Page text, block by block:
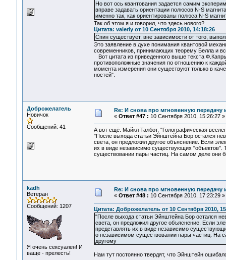
Но вот ось квантования задается самим
вправе задавать ориентации полюсов N-S
именно так, как ориентированы полюса N-S
Так об этом я и говорил, что здесь нового?
Цитата: valeriy от 10 Сентября 2010, 14:18:26
Спин существует, вне зависимости от того,
Это заявление в духе понимания квантовой
современников, принимающих теорему Белла и
Вот цитата из приведенного выше текста
противоположные значения по отношению к
момента измерения они существуют только в
ностей".
Доброжелатель
Новичок
Сообщений: 41
Re: И снова про мгновенную
« Ответ #47 : 10 Сентября 2010, 15:26:27 »
А вот ещё. Майкл Талбот, "Голографическая
"После выхода статьи Эйнштейна Бор остался
света, он предложил другое объяснение. Если
их в виде независимо существующих
существовании пары частиц. На самом деле они
kadh
Ветеран
Сообщений: 1207
Я очень сексуален! И
ваще - прелесть!
Re: И снова про мгновенную
« Ответ #48 : 10 Сентября 2010, 17:23:29 »
Цитата: Доброжелатель от 10 Сентября 2010,
"После выхода статьи Эйнштейна Бор остался
света, он предложил другое объяснение. Если
представлять их в виде независимо
о независимом существовании пары частиц. На
другому
Нам тут постоянно твердят, что Эйнштейн